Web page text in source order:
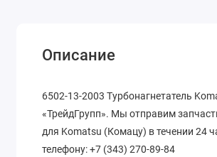
Описание
6502-13-2003 Турбонагнетатель
«ТрейдГрупп». Мы отправим
для Komatsu (Комацу) в течении 24
телефону: +7 (343) 270-89-84